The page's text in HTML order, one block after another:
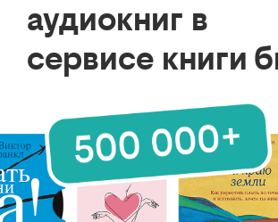
аудиокниг в
сервисе книги